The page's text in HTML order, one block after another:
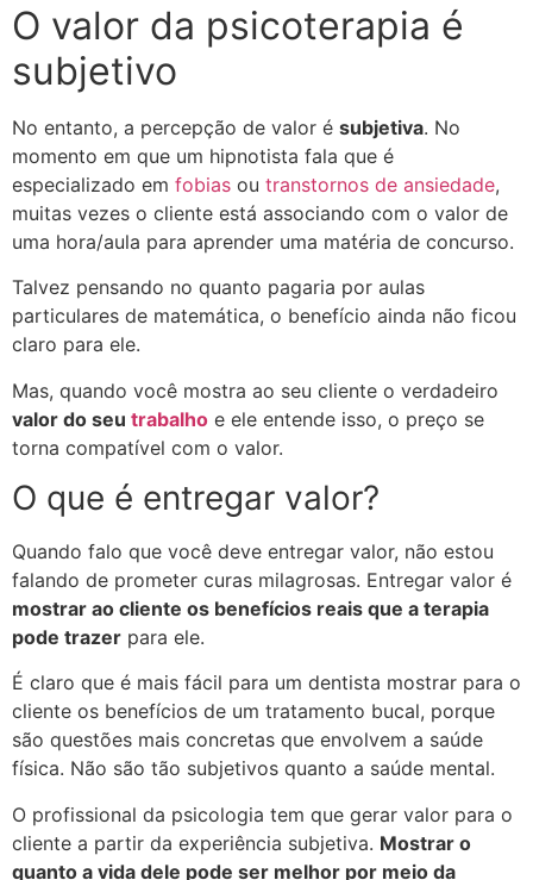
O valor da psicoterapia é
subjetivo
No entanto, a percepção de valor é subjetiva. No
momento em que um hipnotista fala que é
especializado em fobias ou transtornos de ansiedade,
muitas vezes o cliente está associando com o valor de
uma hora/aula para aprender uma matéria de concurso.
Talvez pensando no quanto pagaria por aulas
particulares de matemática, o benefício ainda não ficou
claro para ele.
Mas, quando você mostra ao seu cliente o verdadeiro
valor do seu trabalho e ele entende isso, o preço se
torna compatível com o valor.
O que é entregar valor?
Quando falo que você deve entregar valor, não estou
falando de prometer curas milagrosas. Entregar valor é
mostrar ao cliente os benefícios reais que a terapia
pode trazer para ele.
É claro que é mais fácil para um dentista mostrar para o
cliente os benefícios de um tratamento bucal, porque
são questões mais concretas que envolvem a saúde
física. Não são tão subjetivos quanto a saúde mental.
O profissional da psicologia tem que gerar valor para o
cliente a partir da experiência subjetiva. Mostrar o
quanto a vida dele pode ser melhor por meio da